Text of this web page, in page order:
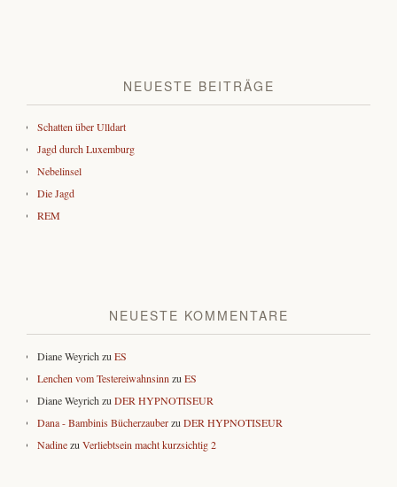
NEUESTE BEITRÄGE
Schatten über Ulldart
Jagd durch Luxemburg
Nebelinsel
Die Jagd
REM
NEUESTE KOMMENTARE
Diane Weyrich zu ES
Lenchen vom Testereiwahnsinn zu ES
Diane Weyrich zu DER HYPNOTISEUR
Dana - Bambinis Bücherzauberzu DER HYPNOTISEUR
Nadinezu Verliebtsein macht kurzsichtig 2